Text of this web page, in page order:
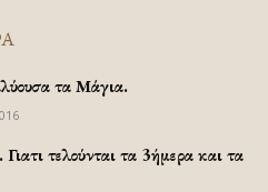
τα Μάγια.
τελούνται τα 3ήμερα και τα